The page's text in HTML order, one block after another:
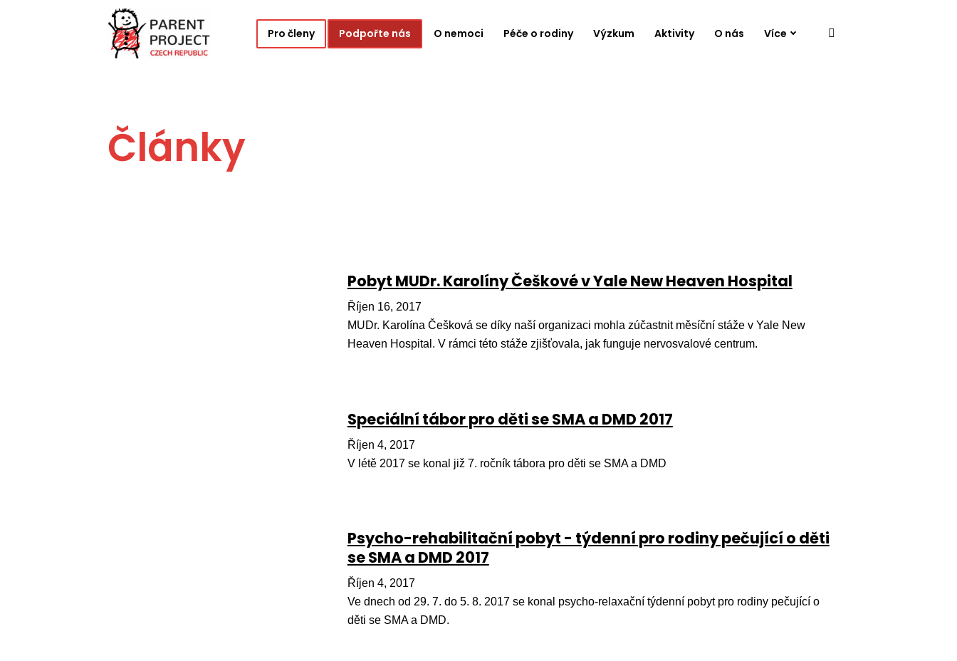
Pro členy Podpořte nás O nemoci Péče o rodiny Výzkum Aktivity O nás Více
Články
Pobyt MUDr. Karolíny Češkové v Yale New Heaven Hospital
Říjen 16, 2017
MUDr. Karolína Češková se díky naší organizaci mohla zúčastnit měsíční stáže v Yale New
Heaven Hospital. V rámci této stáže zjišťovala, jak funguje nervosvalové centrum.
Speciální tábor pro děti se SMA a DMD 2017
Říjen 4, 2017
V létě 2017 se konal již 7. ročník tábora pro děti se SMA a DMD
Psycho-rehabilitační pobyt - týdenní pro rodiny pečující o děti
se SMA a DMD 2017
Říjen 4, 2017
Ve dnech od 29. 7. do 5. 8. 2017 se konal psycho-relaxační týdenní pobyt pro rodiny pečující o
děti se SMA a DMD.